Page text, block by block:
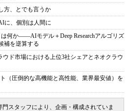
方、とでも言うか
に、個別は人間に
何か――AIモデル＋Deep Researchアルゴリズ
補を逆算する
ウド市場における上位3社シェアとネオクラウ
（圧倒的な高機能と高性能、業界最安値）を
スタッフにより、企画・構成されていま